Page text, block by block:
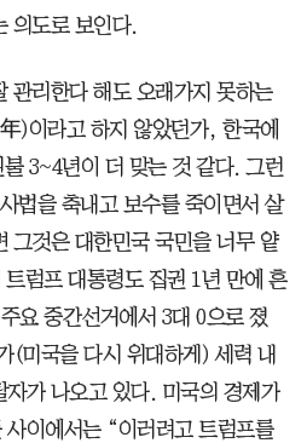
의도로 보인다.
관리한다 해도 오래가지 못하는
)이라고 하지 않았던가, 한국에
3~4년이 더 맞는 것 같다. 그런
법을 축내고 보수를 죽이면서 살
그것은 대한민국 국민을 너무 얕
럼프 대통령도 집권 1년 만에 흔
요 중간선거에서 3대 0으로 졌
(미국을 다시 위대하게) 세력 내
가 나오고 있다. 미국의 경제가
이에서는 “이러려고 트럼프를